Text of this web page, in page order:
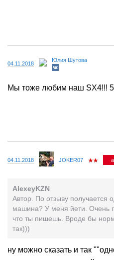
04.11.2018
Юлия Шутова
Мы тоже любим наш SX4!!! 5
04.11.2018 JOKER07
AlexeyKZN
Автор. По отзыву получается
машина? У меня йети. Очень
что ты пишешь. Вроде бы
так)))
ну можно сказать и так